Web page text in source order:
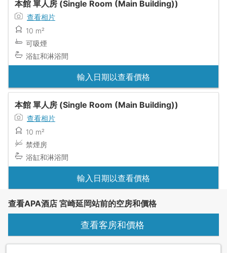
本館 單人房 (Single Room (Main Building))
查看相片
10 m²
可吸煙
浴缸和淋浴間
輸入日期以查看價格
本館 單人房 (Single Room (Main Building))
查看相片
10 m²
禁煙房
浴缸和淋浴間
輸入日期以查看價格
查看APA酒店 宮崎延岡站前的空房和價格
查看客房和價格